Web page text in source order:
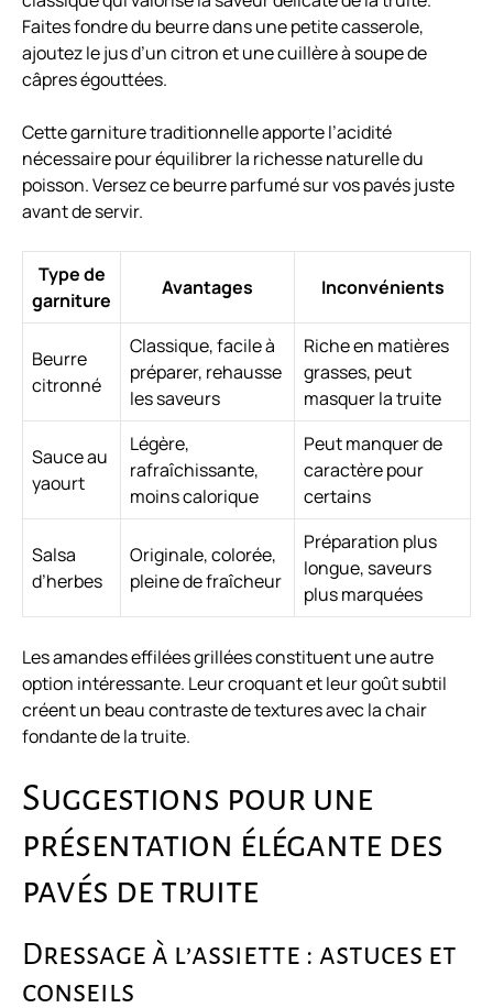
Faites fondre du beurre dans une petite casserole,
ajoutez le jus d’un citron et une cuillère à soupe de
câpres égouttées.
Cette garniture traditionnelle apporte l’acidité
nécessaire pour équilibrer la richesse naturelle du
poisson. Versez ce beurre parfumé sur vos pavés juste
avant de servir.
Type de
garniture
Avantages Inconvénients
Beurre
citronné
Classique, facile à
préparer, rehausse
les saveurs
Riche en matières
grasses, peut
masquer la truite
Sauce au
yaourt
Légère,
rafraîchissante,
moins calorique
Peut manquer de
caractère pour
certains
Salsa
d’herbes
Originale, colorée,
pleine de fraîcheur
Préparation plus
longue, saveurs
plus marquées
Les amandes effilées grillées constituent une autre
option intéressante. Leur croquant et leur goût subtil
créent un beau contraste de textures avec la chair
fondante de la truite.
Suggestions pour une
présentation élégante des
pavés de truite
Dressage à l’assiette : astuces et
conseils